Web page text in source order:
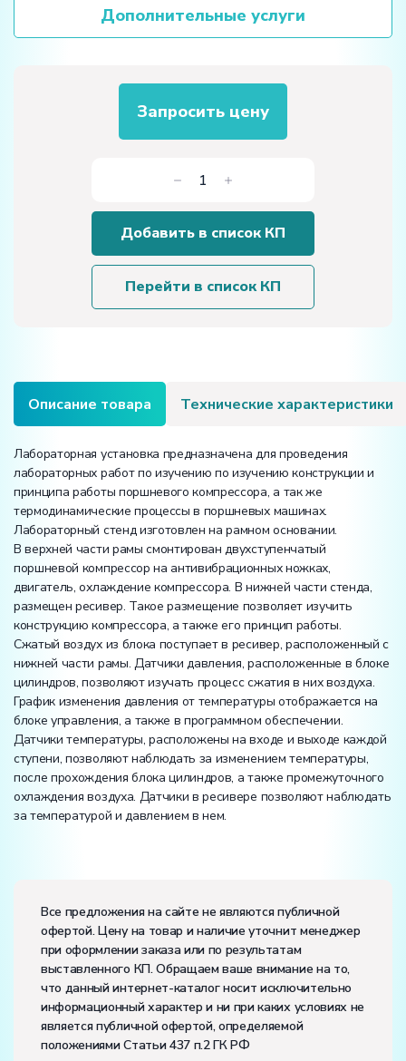
Дополнительные услуги
Запросить цену
Количество
товара
Лабораторная
установка
«Термодинамические
циклы
Добавить в список КП
Перейти в список КП
Описание товара Технические характеристики
Лабораторная установка предназначена для проведения
лабораторных работ по изучению по изучению конструкции и
принципа работы поршневого компрессора, а так же
термодинамические процессы в поршневых машинах.
Лабораторный стенд изготовлен на рамном основании.
В верхней части рамы смонтирован двухступенчатый
поршневой компрессор на антивибрационных ножках,
двигатель, охлаждение компрессора. В нижней части стенда,
размещен ресивер. Такое размещение позволяет изучить
конструкцию компрессора, а также его принцип работы.
Сжатый воздух из блока поступает в ресивер, расположенный с
нижней части рамы. Датчики давления, расположенные в блоке
цилиндров, позволяют изучать процесс сжатия в них воздуха.
График изменения давления от температуры отображается на
блоке управления, а также в программном обеспечении.
Датчики температуры, расположены на входе и выходе каждой
ступени, позволяют наблюдать за изменением температуры,
после прохождения блока цилиндров, а также промежуточного
охлаждения воздуха. Датчики в ресивере позволяют наблюдать
за температурой и давлением в нем.
Размеры (Д x Ш x В):
Потребляемая мощность, В·А:4000
Электропитание:
напряжение, В:380
частота, Гц:50
Класс защиты от поражения электрическим током:
Диапазон рабочих температур, ˚С:+10…+35
Влажность, %:до 80
Все предложения на сайте не являются публичной
офертой. Цену на товар и наличие уточнит менеджер
при оформлении заказа или по результатам
выставленного КП. Обращаем ваше внимание на то,
что данный интернет-каталог носит исключительно
информационный характер и ни при каких условиях не
является публичной офертой, определяемой
положениями Статьи 437 п.2 ГК РФ